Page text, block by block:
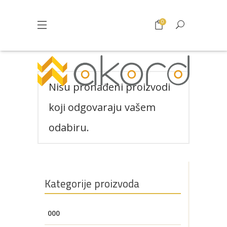
Pogledajte što je novo
u ponudi
0
Nisu pronađeni proizvodi
koji odgovaraju vašem
odabiru.
Kategorije proizvoda
000